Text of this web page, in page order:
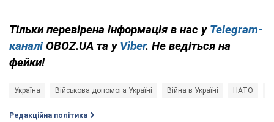
Тільки перевірена інформація в нас у Telegram-
каналі OBOZ.UA та у Viber. Не ведіться на
фейки!
Україна Військова допомога Україні Війна в Україні НАТО
Редакційна політика